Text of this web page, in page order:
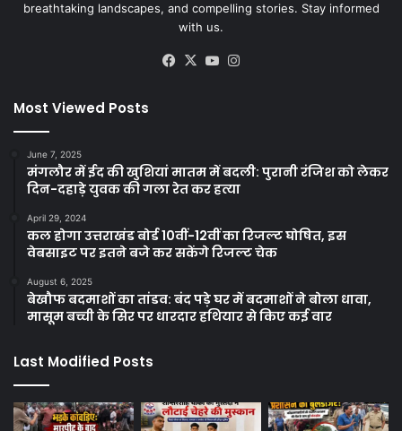
breathtaking landscapes, and compelling stories. Stay informed
with us.
Facebook
X YouTube
Most Viewed Posts
June 7, 2025
मंगलौर में ईद की खुशियां मातम में बदली: पुरानी रंजिश को लेकर
दिन-दहाड़े युवक की गला रेत कर हत्या
April 29, 2024
कल होगा उत्तराखंड बोर्ड 10वीं-12वीं का रिजल्ट घोषित, इस
वेबसाइट पर इतने बजे कर सकेंगे रिजल्ट चेक
August 6, 2025
बेखौफ बदमाशों का तांडव: बंद पड़े घर में बदमाशों ने बोला धावा,
मासूम बच्ची के सिर पर धारदार हथियार से किए कई वार
Last Modified Posts